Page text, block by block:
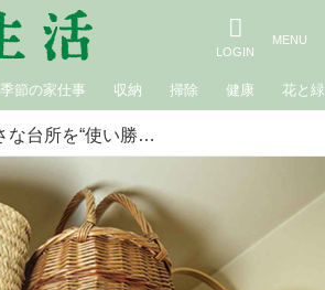
季節の家仕事 収納 掃除 健康 花と緑
4畳の小さな台所を“使い勝手よく”整える収納のひと工夫。DIYでバーを取り付けてかご置き場に／料理研究家・松長絵菜さん